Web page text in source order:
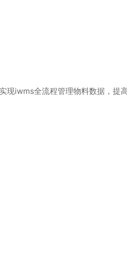
iwms全流程管理物料数据，提